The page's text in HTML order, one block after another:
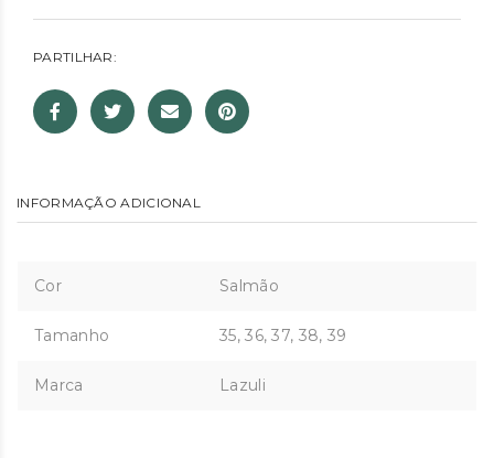
PARTILHAR:
INFORMAÇÃO ADICIONAL
Cor Salmão
Tamanho 35, 36, 37, 38, 39
Marca Lazuli